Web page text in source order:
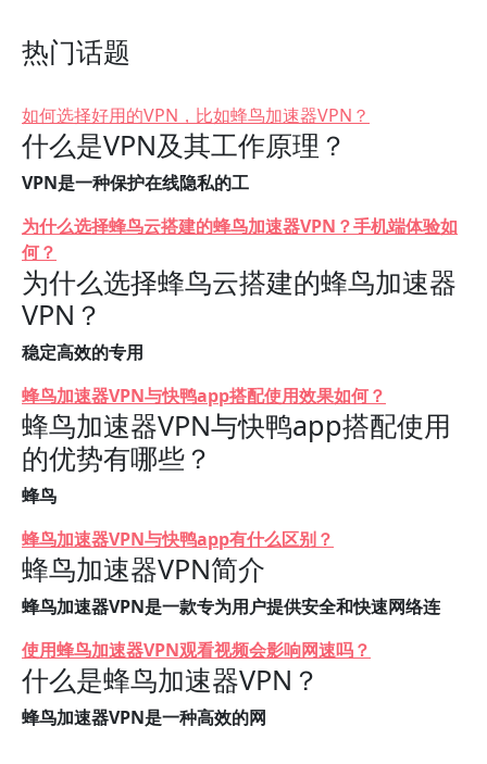
热门话题
如何选择好用的VPN，比如蜂鸟加速器VPN？
什么是VPN及其工作原理？
VPN是一种保护在线隐私的工
为什么选择蜂鸟云搭建的蜂鸟加速器VPN？手机端体验如
何？
为什么选择蜂鸟云搭建的蜂鸟加速器
VPN？
稳定高效的专用
蜂鸟加速器VPN与快鸭app搭配使用效果如何？
蜂鸟加速器VPN与快鸭app搭配使用
的优势有哪些？
蜂鸟
蜂鸟加速器VPN与快鸭app有什么区别？
蜂鸟加速器VPN简介
蜂鸟加速器VPN是一款专为用户提供安全和快速网络连
使用蜂鸟加速器VPN观看视频会影响网速吗？
什么是蜂鸟加速器VPN？
蜂鸟加速器VPN是一种高效的网